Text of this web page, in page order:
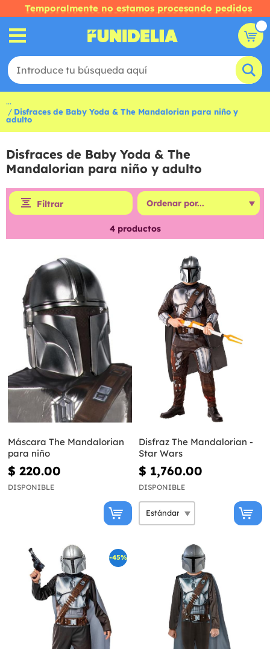
Temporalmente no estamos procesando pedidos
...
Disfraces de Baby Yoda & The Mandalorian para niño y
adulto
Disfraces de Baby Yoda & The
Mandalorian para niño y adulto
Filtrar
4productos
Máscara The Mandalorian
para niño
$ 220.00
DISPONIBLE
Disfraz The Mandalorian -
Star Wars
$ 1,760.00
DISPONIBLE
-45%